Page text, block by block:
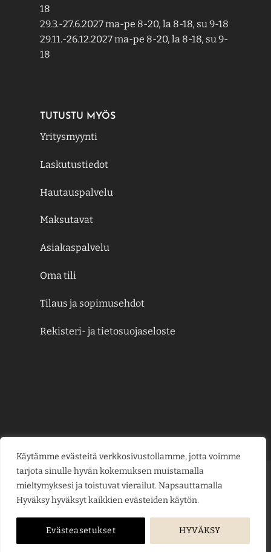
Käytämme evästeitä verkkosivustollamme, jotta voimme
tarjota sinulle hyvän kokemuksen muistamalla
mieltymyksesi ja toistuvat vierailut. Napsauttamalla
Hyväksy hyväksyt kaikkien evästeiden käytön.
Evästeasetukset HYVÄKSY
18
29.3.-27.6.2027 ma-pe 8-20, la 8-18, su 9-18
29.11.-26.12.2027 ma-pe 8-20, la 8-18, su 9-
18
TUTUSTU MYÖS
Yritysmyynti
Laskutustiedot
Hautauspalvelu
Maksutavat
Asiakaspalvelu
Oma tili
Tilaus ja sopimusehdot
Rekisteri- ja tietosuojaseloste
Credit
Card
MasterCard
Visa
Visa
KESÄJUHLAT
LAHJAKORTIT
jarvenpaankukkatalo.fi